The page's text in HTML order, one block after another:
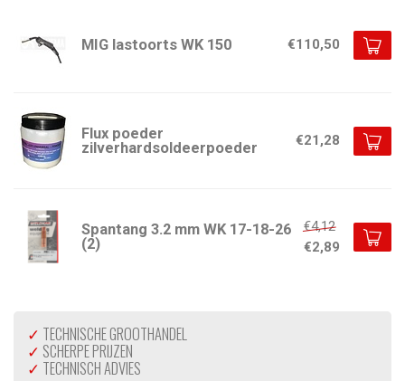
MIG lastoorts WK 150 €110,50
Flux poeder
zilverhardsoldeerpoeder
€21,28
Spantang 3.2 mm WK 17-18-26
(2)
€4,12
€2,89
✓ TECHNISCHE GROOTHANDEL
✓ SCHERPE PRIJZEN
✓ TECHNISCH ADVIES